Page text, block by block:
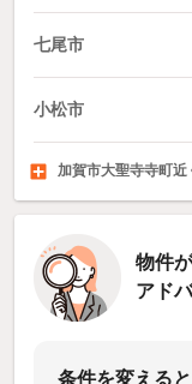
七尾市
小松市
羽咋市5件
かほく市53件
白山市188件
加賀市大聖寺寺町
物件
アド
条件を変える